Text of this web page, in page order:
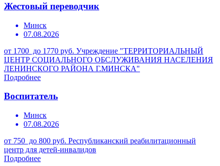
Жестовый переводчик
Минск
07.08.2026
от 1700 до 1770 руб. Учреждение "ТЕРРИТОРИАЛЬНЫЙ
ЦЕНТР СОЦИАЛЬНОГО ОБСЛУЖИВАНИЯ НАСЕЛЕНИЯ
ЛЕНИНСКОГО РАЙОНА Г.МИНСКА"
Подробнее
Воспитатель
Минск
07.08.2026
от 750 до 800 руб. Республиканский реабилитационный
центр для детей-инвалидов
Подробнее